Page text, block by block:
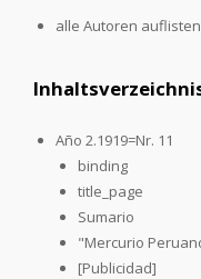
alle Autoren auflisten
Año 2.1919=Nr. 11
binding
title_page
Sumario
"Mercurio
[Publicidad]